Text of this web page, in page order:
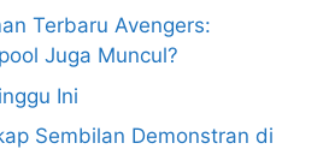
Terbaru Avengers:
Juga Muncul?
Ini
Sembilan Demonstran di